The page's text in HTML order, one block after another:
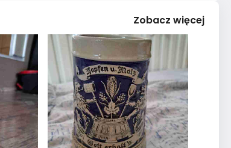
Zobacz więcej